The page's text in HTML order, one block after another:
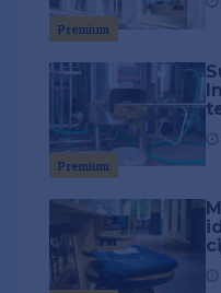
Premium
Premium